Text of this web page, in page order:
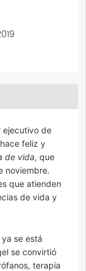
ejecutivo de
feliz y
de vida, que
noviembre.
que atienden
de vida y
se está
se convirtió
terapia